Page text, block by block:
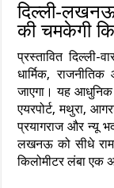
दिल्ली-
की चमकेगी
प्रस्तावित दिल्ली-
धार्मिक,
जाएगा। यह
एयरपोर्ट, मथुरा,
प्रयागराज और न्यू
लखनऊ को सीधे
किलोमीटर लंबा एक